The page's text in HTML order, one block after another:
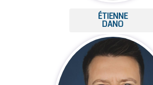
ÉTIENNE
DANO